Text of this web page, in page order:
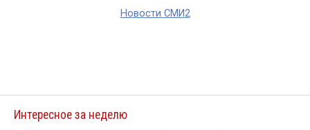
Новости СМИ2
Интересное за неделю